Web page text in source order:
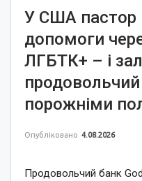
У США пастор
допомоги
ЛГБТК+ – і
продовольчий
порожніми
Опубліковано 4.08.2026
Продовольчий банк